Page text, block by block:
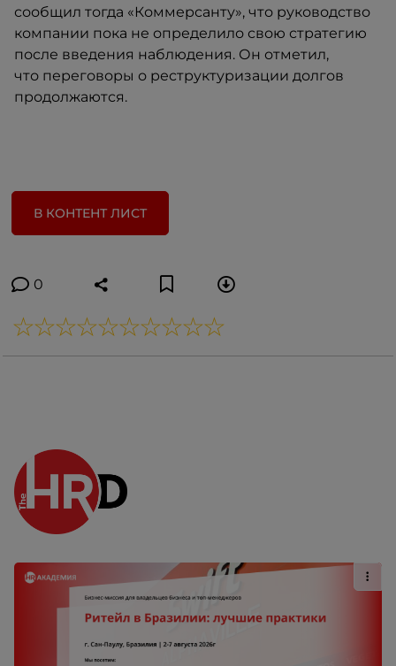
сообщил тогда «Коммерсанту», что руководство
компании пока не определило свою стратегию
после введения наблюдения. Он отметил,
что переговоры о реструктуризации долгов
продолжаются.
В КОНТЕНТ ЛИСТ
0